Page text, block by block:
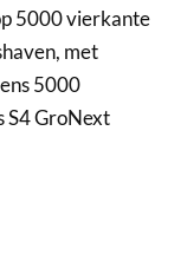
5000 vierkante
met
5000
S4 GroNext